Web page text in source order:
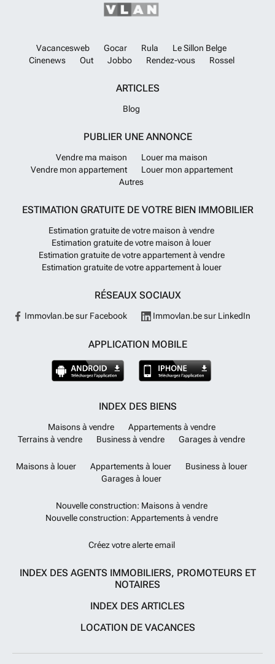
Vacancesweb Gocar Rula
Le Sillon Belge
Cinenews
Out Jobbo Rendez-vous Rossel
ARTICLES
Blog
PUBLIER UNE ANNONCE
Vendre ma maison
Louer ma maison
Vendre mon appartement
Louer mon appartement
Autres
ESTIMATION GRATUITE DE VOTRE BIEN IMMOBILIER
Estimation gratuite de votre maison à vendre
Estimation gratuite de votre maison à louer
Estimation gratuite de votre appartement à vendre
Estimation gratuite de votre appartement à louer
RÉSEAUX SOCIAUX
Immovlan.be sur Facebook Immovlan.be sur LinkedIn
APPLICATION MOBILE
INDEX DES BIENS
Maisons à vendre
Appartements à vendre
Terrains à vendre
Business à vendre Garages à vendre
Maisons à louer Appartements à louer
Business à louer
Garages à louer
Nouvelle construction: Maisons à vendre
Nouvelle construction: Appartements à vendre
Créez votre alerte email
INDEX DES AGENTS IMMOBILIERS, PROMOTEURS ET
NOTAIRES
INDEX DES ARTICLES
LOCATION DE VACANCES